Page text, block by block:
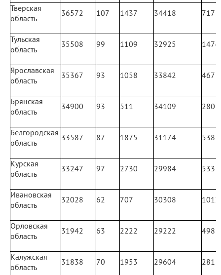
Тверская
область
36572 107 1437 34418 717
Тульская
область
35508 99 1109 32925 1474
Ярославская
область
35367 93 1058 33842 467
Брянская
область
34900 93 511 34109 280
Белгородская
область
33587 87 1875 31174 538
Курская
область
33247 97 2730 29984 533
Ивановская
область
32028 62 707 30308 1013
Орловская
область
31942 63 2222 29222 498
Калужская
область
31838 70 1953 29604 281